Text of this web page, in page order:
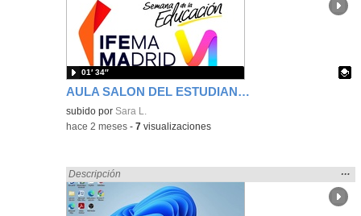
AULA SALON DEL ESTUDIANTES IES VALLECAS I BACHILLERATO ARTES
Contenido educativo.
subido por Sara L.
01′ 34″
-hace 2 meses -7 visualizaciones
Encontrado «Comunicación» en:
Descripción
la
…